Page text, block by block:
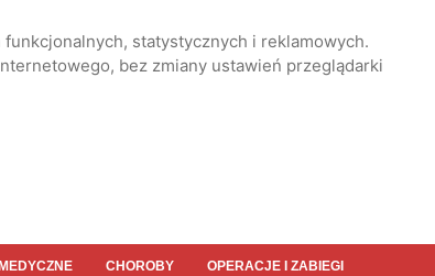
statystycznych i reklamowych.
bez zmiany ustawień przeglądarki
CHOROBY OPERACJE I ZABIEGI